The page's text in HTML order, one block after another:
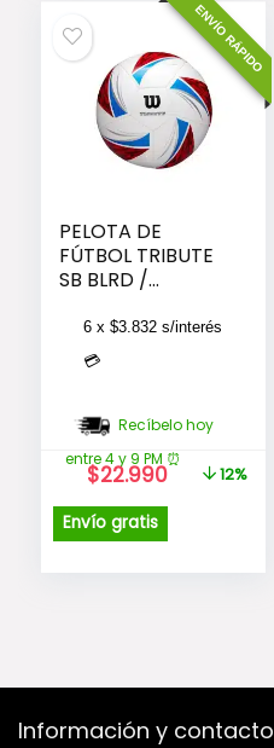
ENVÍO RÁPIDO
PELOTA DE
FÚTBOL TRIBUTE
SB BLRD /
6 x $3.832s/interés
💳
Recíbelo hoy
entre 4 y 9 PM ⏰
El
original
era:
$22.990El
es:
$22.990.
Envío gratis
12%
Información y contacto